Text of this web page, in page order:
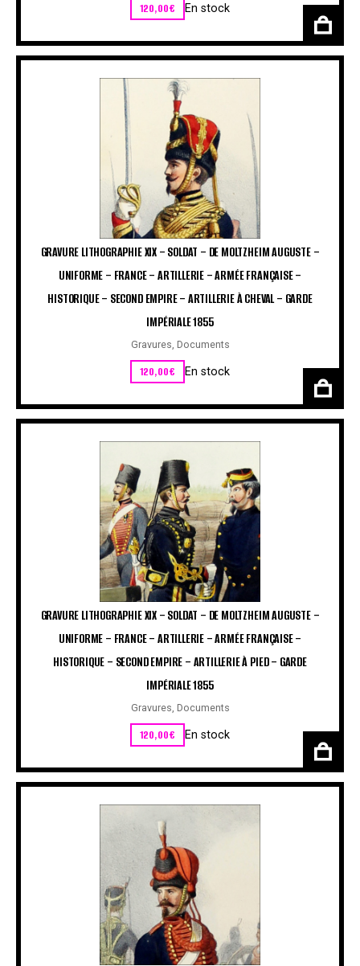
120,00€ En stock
GRAVURE LITHOGRAPHIE XIX – SOLDAT – DE MOLTZHEIM AUGUSTE –
UNIFORME – FRANCE – ARTILLERIE – ARMÉE FRANÇAISE –
HISTORIQUE – SECOND EMPIRE – ARTILLERIE À CHEVAL – GARDE
IMPÉRIALE 1855
Gravures, Documents
120,00€ En stock
GRAVURE LITHOGRAPHIE XIX – SOLDAT – DE MOLTZHEIM AUGUSTE –
UNIFORME – FRANCE – ARTILLERIE – ARMÉE FRANÇAISE –
HISTORIQUE – SECOND EMPIRE – ARTILLERIE À PIED – GARDE
IMPÉRIALE 1855
Gravures, Documents
120,00€ En stock